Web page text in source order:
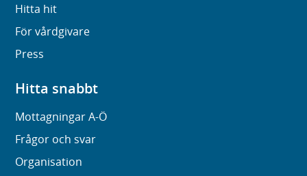
Hitta hit
För vårdgivare
Press
Hitta snabbt
Mottagningar A-Ö
Frågor och svar
Organisation